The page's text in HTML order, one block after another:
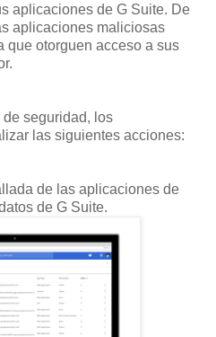
aplicaciones de G Suite. De
aplicaciones maliciosas
que otorguen acceso a sus
seguridad, los
las siguientes acciones:
de las aplicaciones de
de G Suite.